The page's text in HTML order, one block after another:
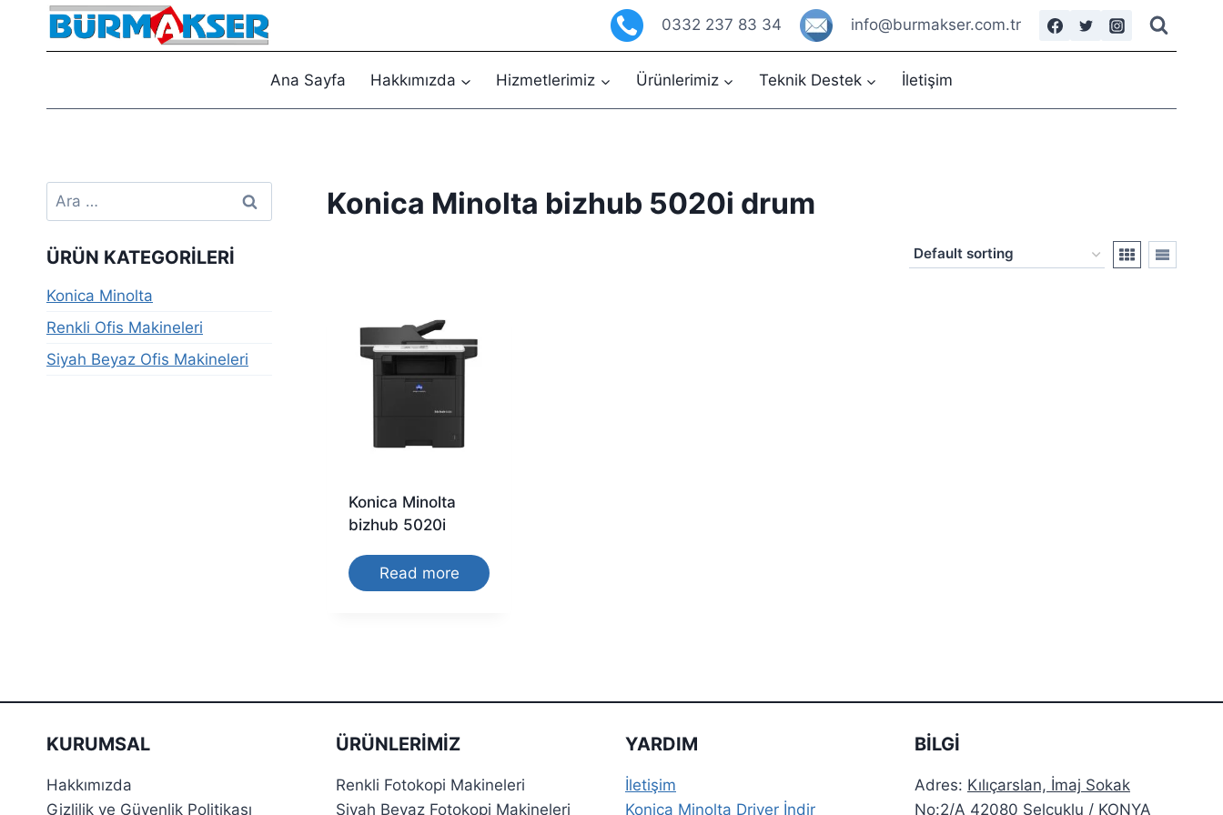
0332 237 83 34 info@burmakser.com.tr
Ana Sayfa Hakkımızda Hizmetlerimiz Ürünlerimiz Teknik Destek İletişim
Konica Minolta bizhub 5020i drum
Konica Minolta
bizhub 5020i
Read more
Arama:
ÜRÜN KATEGORILERI
Konica Minolta
Renkli Ofis Makineleri
Siyah Beyaz Ofis Makineleri
KURUMSAL
Hakkımızda
Gizlilik ve Güvenlik Politikası
ÜRÜNLERIMIZ
Renkli Fotokopi Makineleri
Siyah Beyaz Fotokopi Makineleri
YARDIM
İletişim
Konica Minolta Driver İndir
BİLGİ
Adres: Kılıçarslan, İmaj Sokak
No:2/A 42080 Selçuklu / KONYA